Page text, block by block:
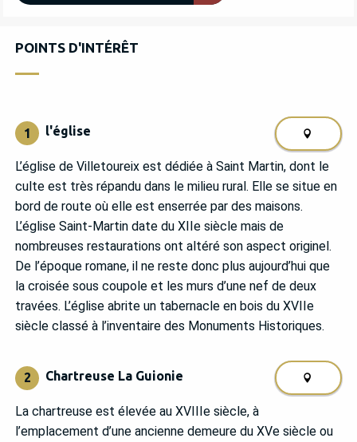
POINTS D'INTÉRÊT
POINTS D'INTÉRÊT
1 l'église
L’église de Villetoureix est dédiée à Saint Martin, dont le
culte est très répandu dans le milieu rural. Elle se situe en
bord de route où elle est enserrée par des maisons.
L’église Saint-Martin date du XIIe siècle mais de
nombreuses restaurations ont altéré son aspect originel.
De l’époque romane, il ne reste donc plus aujourd’hui que
la croisée sous coupole et les murs d’une nef de deux
travées. L’église abrite un tabernacle en bois du XVIIe
siècle classé à l’inventaire des Monuments Historiques.
2 Chartreuse La Guionie
La chartreuse est élevée au XVIIIe siècle, à
l’emplacement d’une ancienne demeure du XVe siècle ou